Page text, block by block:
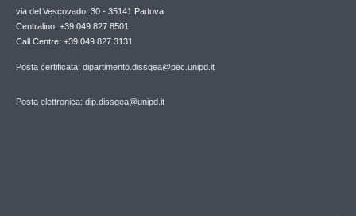
via del Vescovado, 30 - 35141 Padova
Centralino: +39 049 827 8501
Call Centre: +39 049 827 3131
Posta certificata: dipartimento.dissgea@pec.unipd.it
Posta elettronica: dip.dissgea@unipd.it